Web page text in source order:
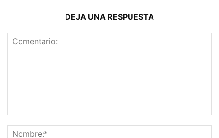
DEJA UNA RESPUESTA